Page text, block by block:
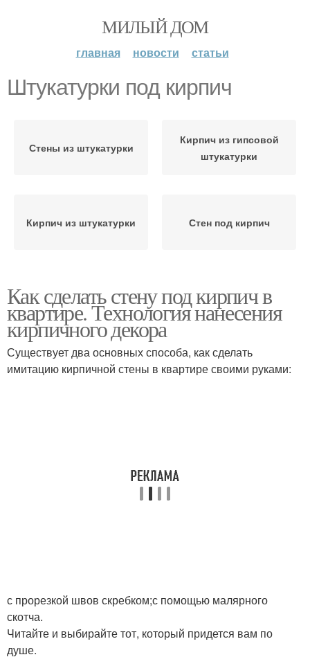
МИЛЫЙ ДОМ
главная новости статьи
Штукатурки под кирпич
Стены из штукатурки
Кирпич из гипсовой
штукатурки
Кирпич из штукатурки Стен под кирпич
Как сделать стену под кирпич в
квартире. Технология нанесения
кирпичного декора
Существует два основных способа, как сделать
имитацию кирпичной стены в квартире своими руками:
с прорезкой швов скребком;с помощью малярного
скотча.
Читайте и выбирайте тот, который придется вам по
душе.